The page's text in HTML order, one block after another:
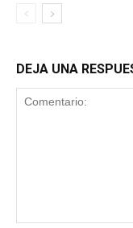
DEJA UNA